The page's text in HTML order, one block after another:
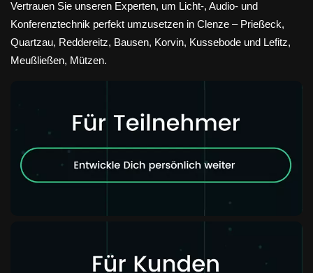
Vertrauen Sie unseren Experten, um Licht-, Audio- und
Konferenztechnik perfekt umzusetzen in Clenze – Prießeck,
Quartzau, Reddereitz, Bausen, Korvin, Kussebode und Lefitz,
Meußließen, Mützen.